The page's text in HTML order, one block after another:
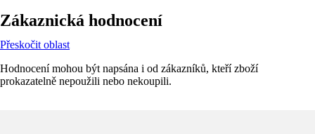
Zákaznická hodnocení
Přeskočit oblast
Hodnocení mohou být napsána i od zákazníků, kteří zboží
prokazatelně nepoužili nebo nekoupili.